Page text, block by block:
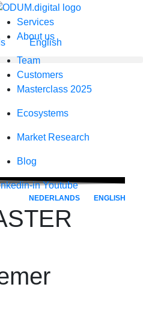
Services
About us
Team
Customers
Masterclass 2025
Ecosystems
Market Research
Blog
in Youtube
NEDERLANDS ENGLISH
English